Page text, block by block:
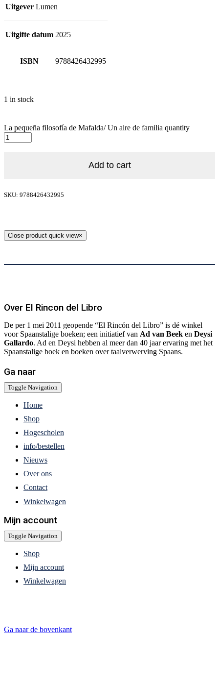
Uitgever Lumen
Uitgifte datum 2025
ISBN 9788426432995
1 in stock
La pequeña filosofía de Mafalda/ Un aire de familia quantity
Add to cart
SKU: 9788426432995
Close product quick view×
Over El Rincon del Libro
De per 1 mei 2011 geopende “El Rincón del Libro” is dé winkel
voor Spaanstalige boeken; een initiatief van Ad van Beek en Deysi
Gallardo. Ad en Deysi hebben al meer dan 40 jaar ervaring met het
Spaanstalige boek en boeken over taalverwerving Spaans.
Ga naar
Toggle Navigation
Home
Shop
Hogescholen
info/bestellen
Nieuws
Over ons
Contact
Winkelwagen
Mijn account
Toggle Navigation
Shop
Mijn account
Winkelwagen
Ga naar de bovenkant